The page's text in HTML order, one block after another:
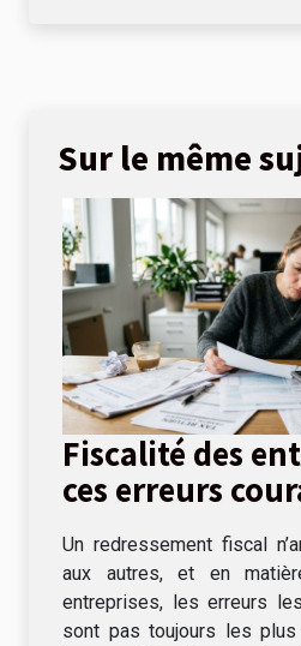
Sur le même
Fiscalité des
ces erreurs
coûtent cher
Un redressement fiscal
aux autres, et en
entreprises, les erreurs
sont pas toujours les plus